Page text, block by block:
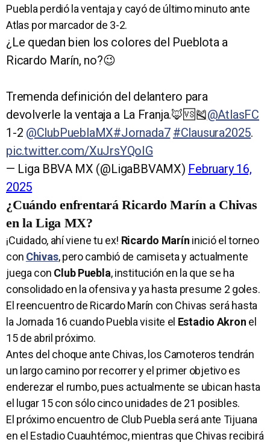
Puebla perdió la ventaja y cayó de último minuto ante
Atlas por marcador de 3-2.
¿Le quedan bien los colores del Pueblota a
Ricardo Marín, no?😉
Tremenda definición del delantero para
devolverle la ventaja a La Franja.🦊🆚🎽@AtlasFC
1-2 @ClubPueblaMX#Jornada7 #Clausura2025.
pic.twitter.com/XuJrsYQoIG
— Liga BBVA MX (@LigaBBVAMX) February 16,
2025
¿Cuándo enfrentará Ricardo Marín a Chivas
en la Liga MX?
¡Cuidado, ahí viene tu ex! Ricardo Marín inició el torneo
con Chivas, pero cambió de camiseta y actualmente
juega con Club Puebla, institución en la que se ha
consolidado en la ofensiva y ya hasta presume 2 goles.
El reencuentro de Ricardo Marín con Chivas será hasta
la Jornada 16 cuando Puebla visite el Estadio Akron el
15 de abril próximo.
Antes del choque ante Chivas, los Camoteros tendrán
un largo camino por recorrer y el primer objetivo es
enderezar el rumbo, pues actualmente se ubican hasta
el lugar 15 con sólo cinco unidades de 21 posibles.
El próximo encuentro de Club Puebla será ante Tijuana
en el Estadio Cuauhtémoc, mientras que Chivas recibirá